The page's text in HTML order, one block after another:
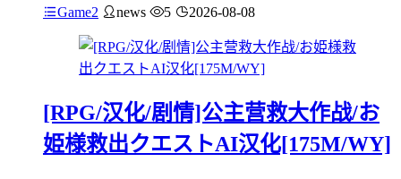
Game2 news 5 2026-08-08
[RPG/汉化/剧情]公主营救大作战/お
姫様救出クエストAI汉化[175M/WY]